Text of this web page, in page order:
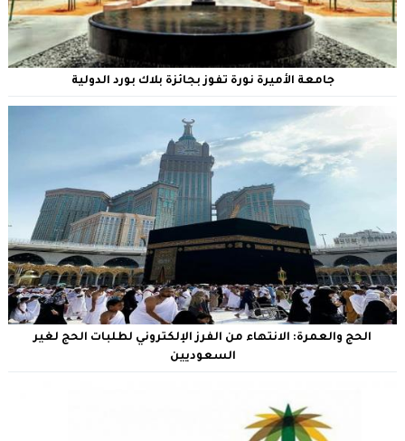
جامعة الأميرة نورة تفوز بجائزة بلاك بورد الدولية
الحج والعمرة: الانتهاء من الفرز الإلكتروني لطلبات الحج لغير
السعوديين